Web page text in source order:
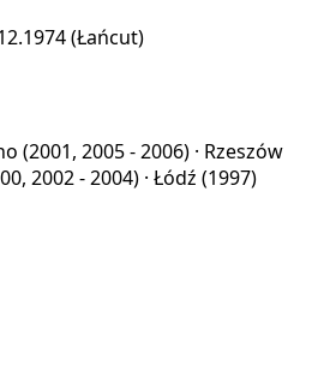
(Łańcut)
(2001, 2005 - 2006) · Rzeszów
2002 - 2004) · Łódź (1997)